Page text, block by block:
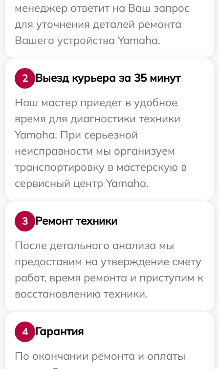
менеджер ответит на Ваш запрос
для уточнения деталей ремонта
Вашего устройства Yamaha.
2
Выезд курьера за 35 минут
Наш мастер приедет в удобное
время для диагностики техники
Yamaha. При серьезной
неисправности мы организуем
транспортировку в мастерскую в
сервисный центр Yamaha.
3
Ремонт техники
После детального анализа мы
предоставим на утверждение смету
работ, время ремонта и приступим к
восстановлению техники.
4
Гарантия
По окончании ремонта и оплаты